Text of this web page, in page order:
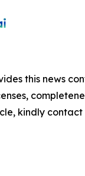
this news
kindly